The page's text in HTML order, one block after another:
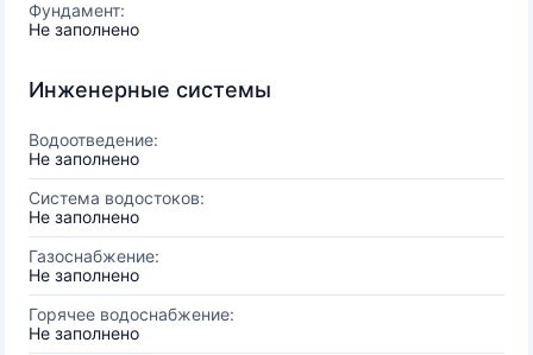
Фундамент:
Не заполнено
Инженерные системы
Водоотведение:
Не заполнено
Система водостоков:
Не заполнено
Газоснабжение:
Не заполнено
Горячее водоснабжение:
Не заполнено